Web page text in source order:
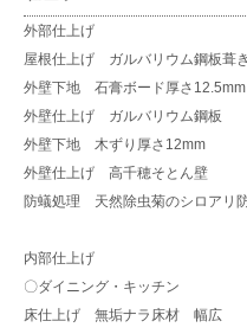
外部仕上げ
屋根仕上げ ガルバリウム鋼板葺き
外壁下地 石膏ボード厚さ12.5mm
外壁仕上げ ガルバリウム鋼板
外壁下地 木ずり厚さ12mm
外壁仕上げ 高千穂そとん壁
防蟻処理 天然除虫菊のシロアリ
内部仕上げ
〇ダイニング・キッチン
床仕上げ 無垢ナラ床材 幅広